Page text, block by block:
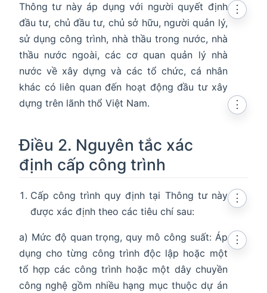
Thông tư này áp dụng với người quyết định
đầu tư, chủ đầu tư, chủ sở hữu, người quản lý,
sử dụng công trình, nhà thầu trong nước, nhà
thầu nước ngoài, các cơ quan quản lý nhà
nước về xây dựng và các tổ chức, cá nhân
khác có liên quan đến hoạt động đầu tư xây
dựng trên lãnh thổ Việt Nam.
⋮
Điều 2. Nguyên tắc xác
định cấp công trình
⋮
Cấp công trình quy định tại Thông tư này
được xác định theo các tiêu chí sau:
⋮
a) Mức độ quan trọng, quy mô công suất: Áp
dụng cho từng công trình độc lập hoặc một
tổ hợp các công trình hoặc một dây chuyền
công nghệ gồm nhiều hạng mục thuộc dự án
⋮